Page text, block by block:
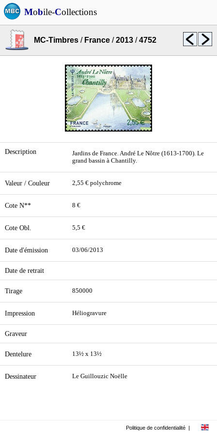
Mobile-Collections
MC-Timbres / France /2013 /4752
Description
Jardins de France. André Le Nôtre (1613-1700). Le
grand bassin à Chantilly.
Valeur / Couleur 2,55 € polychrome
Cote N** 8 €
Cote Obl. 5,5 €
Date d'émission 03/06/2013
Date de retrait
Tirage 850000
Impression Héliogravure
Graveur
Dentelure 13½ x 13½
Dessinateur Le Guillouzic Noëlle
Politique de confidentialité |